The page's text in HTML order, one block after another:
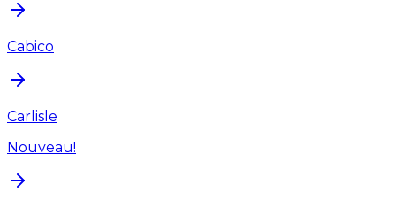
Cabico
Carlisle
Nouveau!